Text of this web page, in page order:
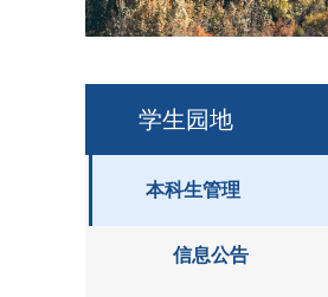
学生园地
本科生管理
信息公告